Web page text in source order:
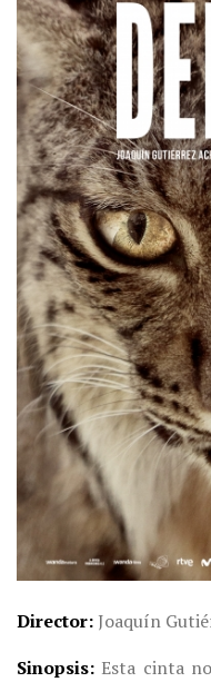
Director Joaquín
Sinopsis Esta cinta